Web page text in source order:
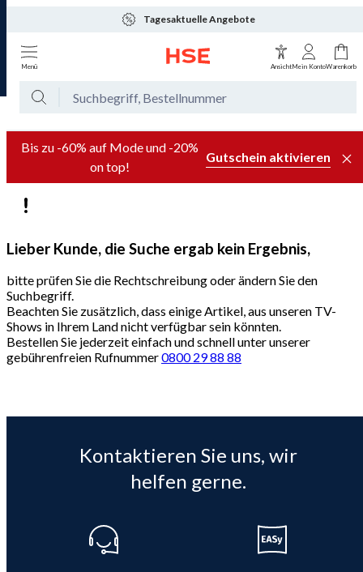
Tagesaktuelle Angebote
Menü AnsichtMein KontoWarenkorb
Bis zu -60% auf Mode und -20%
on top!
Gutschein aktivieren
Lieber Kunde, die Suche ergab kein Ergebnis,
bitte prüfen Sie die Rechtschreibung oder ändern Sie den
Suchbegriff.
Beachten Sie zusätzlich, dass einige Artikel, aus unseren TV-
Shows in Ihrem Land nicht verfügbar sein könnten.
Bestellen Sie jederzeit einfach und schnell unter unserer
gebührenfreien Rufnummer0800 29 88 88
Kontaktieren Sie uns, wir
helfen gerne.